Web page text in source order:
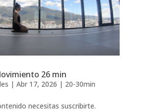
26 min
| Abr 17, 2026 | 20-30min
necesitas suscribirte.